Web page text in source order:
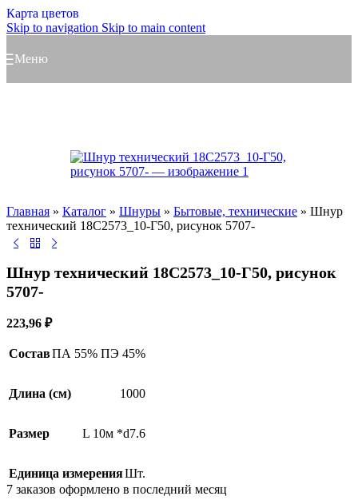
Карта цветов
Skip to navigation Skip to main content
Меню
Главная » Каталог » Шнуры » Бытовые, технические » Шнур
технический 18С2573_10-Г50, рисунок 5707-
Шнур технический 18С2573_10-Г50, рисунок
5707-
223,96 ₽
СоставПА 55% ПЭ 45%
Длина (см) 1000
Размер L 10м *d7.6
Единица измеренияШт.
7 заказов оформлено в последний месяц